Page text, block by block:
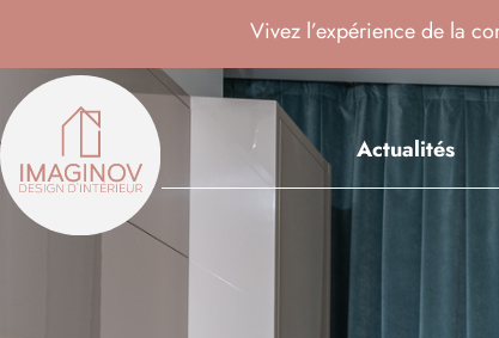
Vivez l’expérience de la
Actualités